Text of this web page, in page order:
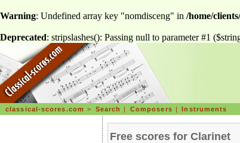
Warning: Undefined array key "nomdisceng" in /home/
Deprecated: stripslashes(): Passing null to parameter #1
classical-scores.com > Search | Composers |Instruments
Free scores for Clarinet